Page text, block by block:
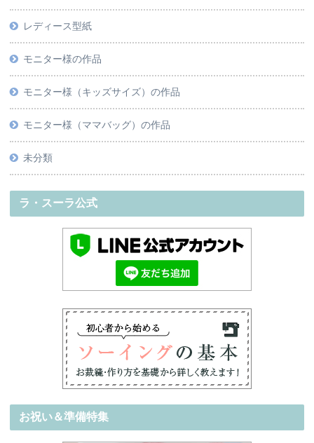
レディース型紙
モニター様の作品
モニター様（キッズサイズ）の作品
モニター様（ママバッグ）の作品
未分類
ラ・スーラ公式
お祝い＆準備特集